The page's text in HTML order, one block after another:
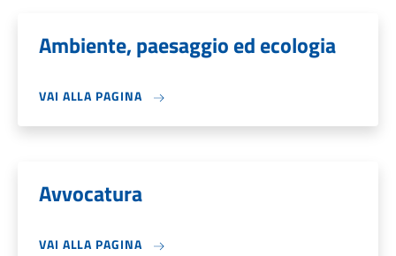
Ambiente, paesaggio ed ecologia
VAI ALLA PAGINA
Avvocatura
VAI ALLA PAGINA